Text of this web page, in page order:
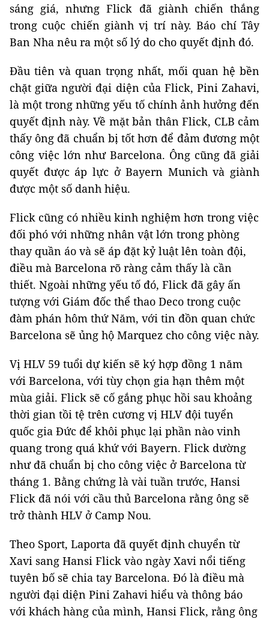
sáng giá, nhưng Flick đã giành chiến thắng
trong cuộc chiến giành vị trí này. Báo chí Tây
Ban Nha nêu ra một số lý do cho quyết định đó.
Đầu tiên và quan trọng nhất, mối quan hệ bền
chặt giữa người đại diện của Flick, Pini Zahavi,
là một trong những yếu tố chính ảnh hưởng đến
quyết định này. Về mặt bản thân Flick, CLB cảm
thấy ông đã chuẩn bị tốt hơn để đảm đương một
công việc lớn như Barcelona. Ông cũng ​đã giải
quyết được áp lực ở Bayern Munich và giành
được một số danh hiệu.
Flick cũng có nhiều kinh nghiệm hơn trong việc
đối phó với những nhân vật lớn trong phòng
thay quần áo và sẽ áp đặt kỷ luật lên toàn đội,
điều mà Barcelona rõ ràng cảm thấy là cần
thiết. Ngoài những yếu tố đó, Flick đã gây ấn
tượng với Giám đốc thể thao Deco trong cuộc
đàm phán hôm thứ Năm, với tin đồn quan chức
Barcelona sẽ ủng hộ Marquez cho công việc này.
Vị HLV 59 tuổi dự kiến ​​sẽ ký hợp đồng 1 năm
với Barcelona, ​​​​với tùy chọn gia hạn thêm một
mùa giải. Flick sẽ cố gắng phục hồi sau khoảng
thời gian tồi tệ trên cương vị HLV đội tuyển
quốc gia Đức để khôi phục lại phần nào vinh
quang trong quá khứ với Bayern. Flick dường
như đã chuẩn bị cho công việc ở Barcelona từ
tháng 1. Bằng chứng là vài tuần trước, Hansi
Flick đã nói với cầu thủ Barcelona rằng ông sẽ
trở thành HLV ở Camp Nou.
Theo Sport, Laporta đã quyết định chuyển từ
Xavi sang Hansi Flick vào ngày Xavi nổi tiếng
tuyên bố sẽ chia tay Barcelona. Đó là điều mà
người đại diện Pini Zahavi hiểu và thông báo
với khách hàng của mình, Hansi Flick, rằng ông